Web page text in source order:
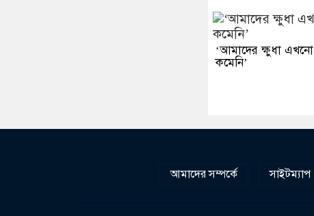
‘আমাদের ক্ষুধা এখনো
কমেনি’
আমাদের সম্পর্কে সাইটম্যাপ